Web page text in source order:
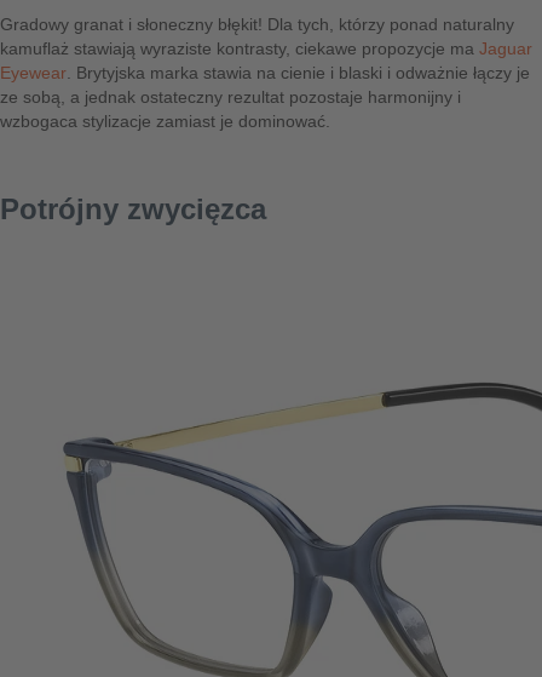
Gradowy granat i słoneczny błękit! Dla tych, którzy ponad naturalny
kamuflaż stawiają wyraziste kontrasty, ciekawe propozycje ma Jaguar
Eyewear . Brytyjska marka stawia na cienie i blaski i odważnie łączy je
ze sobą, a jednak ostateczny rezultat pozostaje harmonijny i
wzbogaca stylizacje zamiast je dominować.
Potrójny zwycięzca